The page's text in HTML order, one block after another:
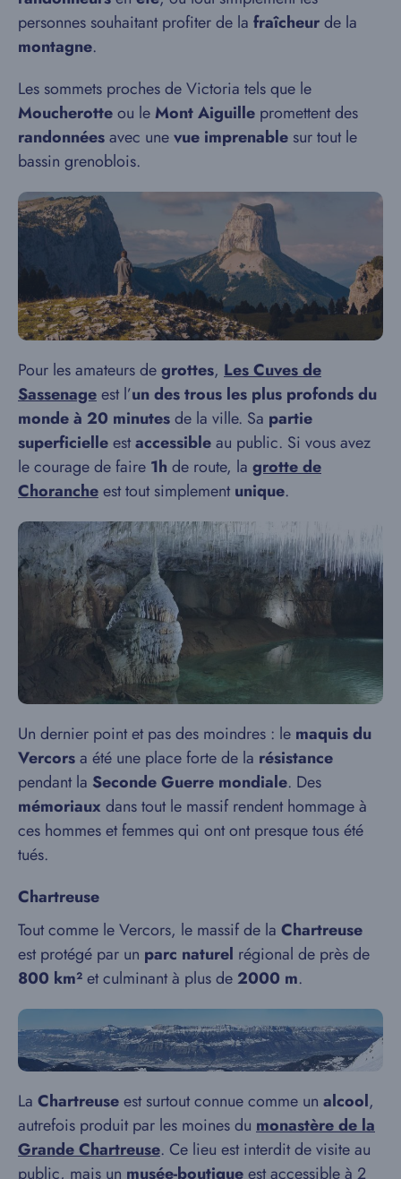
personnes souhaitant profiter de la fraîcheurde la
montagne.
Les sommets proches de Victoria tels que le
Moucherotteou leMont Aiguille promettent des
randonnéesavec unevue imprenable sur tout le
bassin grenoblois.
Pour les amateurs degrottes, Les Cuves de
Sassenageest l’un des trous les plus profonds du
mondeà 20 minutesde la ville. Sa partie
superficielleestaccessibleau public. Si vous avez
le courage de faire 1h de route, la grotte de
Chorancheest tout simplementunique.
Un dernier point et pas des moindres : le maquis du
Vercorsa été une place forte de la résistance
pendant la Seconde Guerre mondiale. Des
mémoriaux dans tout le massif rendent hommage à
ces hommes et femmes qui ont ont presque tous été
tués.
Chartreuse
Tout comme le Vercors, le massif de la Chartreuse
est protégé par un parc naturel régional de près de
800 km²et culminant à plus de 2000 m.
La Chartreuseest surtout connue comme un alcool,
autrefois produit par les moines du monastère de la
Grande Chartreuse. Ce lieu est interdit de visite au
public, mais un musée-boutiqueest accessible à 2